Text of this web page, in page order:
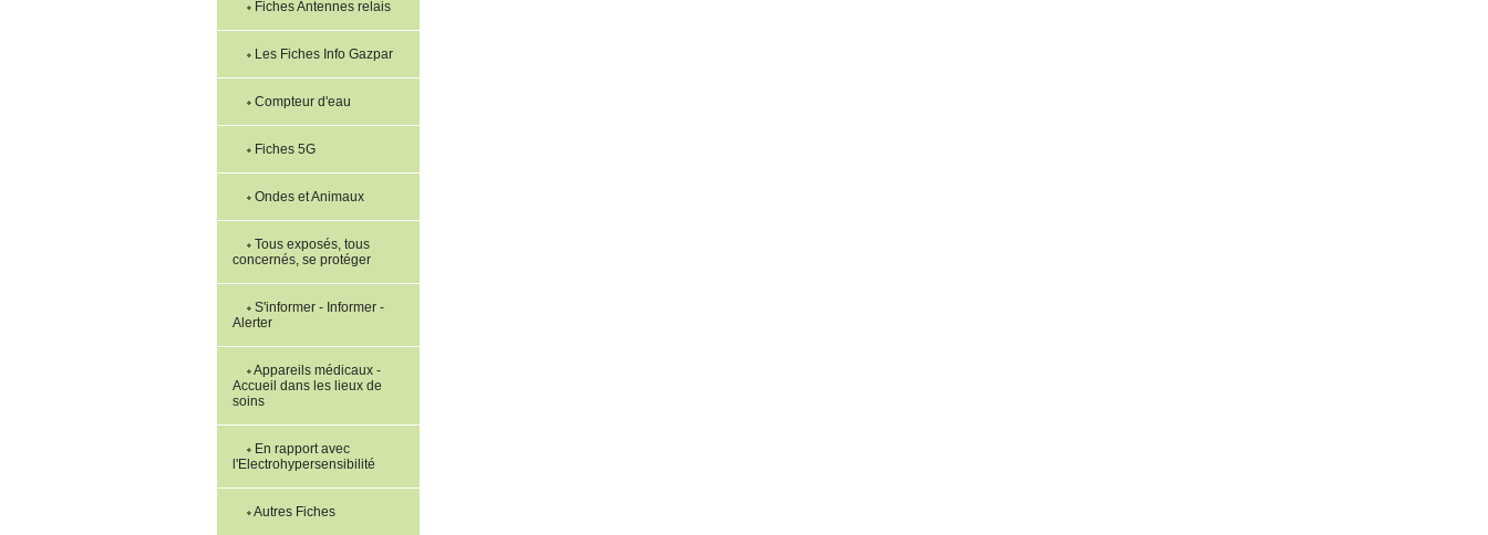
Fiches Antennes relais
Les Fiches Info Gazpar
Compteur d'eau
Fiches 5G
Ondes et Animaux
Tous exposés, tous
concernés, se protéger
S'informer - Informer -
Alerter
Appareils médicaux -
Accueil dans les lieux de
soins
En rapport avec
l'Electrohypersensibilité
Autres Fiches